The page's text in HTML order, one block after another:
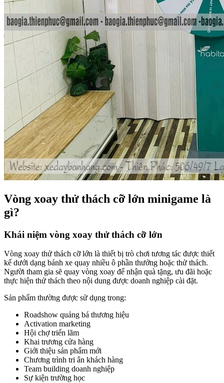
Vòng xoay thử thách cỡ lớn minigame là
gì?
Khái niệm vòng xoay thử thách cỡ lớn
Vòng xoay thử thách cỡ lớn là thiết bị trò chơi tương tác được thiết
kế dưới dạng bánh xe quay nhiều ô phần thưởng hoặc thử thách.
Người tham gia sẽ quay vòng xoay để nhận quà tặng, ưu đãi hoặc
thực hiện thử thách theo nội dung được doanh nghiệp cài đặt.
Sản phẩm thường được sử dụng trong:
Roadshow quảng bá thương hiệu
Activation marketing
Hội chợ triển lãm
Khai trương cửa hàng
Giới thiệu sản phẩm mới
Chương trình tri ân khách hàng
Team building doanh nghiệp
Sự kiện trường học